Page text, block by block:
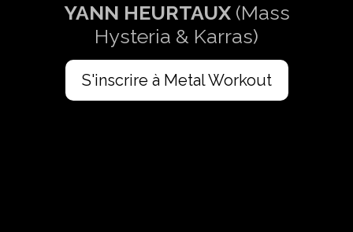
YANN HEURTAUX (Mass
Hysteria & Karras)
S'inscrire à Metal Workout